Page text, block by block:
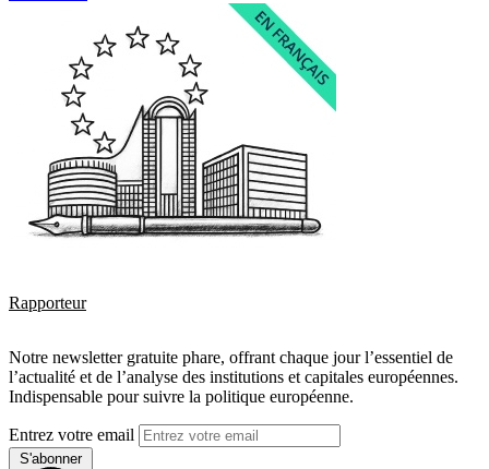
Rapporteur
Notre newsletter gratuite phare, offrant chaque jour l’essentiel de
l’actualité et de l’analyse des institutions et capitales européennes.
Indispensable pour suivre la politique européenne.
Entrez votre email
S'abonner